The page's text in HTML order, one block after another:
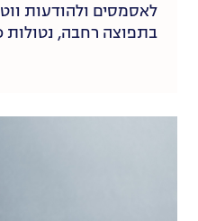
לאסמסים ולהודעות
בתפוצה רחבה, נטולות